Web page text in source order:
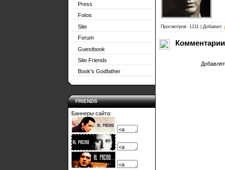
Press
Fotos
Site
Forum
Guestbook
Site Friends
Book's Godfather
FRIENDS
Баннеры сайта:
Просмотров: 1211 | Добавил:
Комментарии